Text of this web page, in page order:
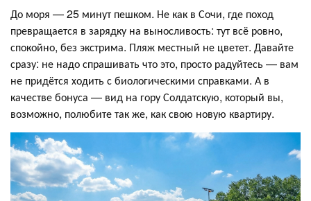
До моря — 25 минут пешком. Не как в Сочи, где поход
превращается в зарядку на выносливость: тут всё ровно,
спокойно, без экстрима. Пляж местный не цветет. Давайте
сразу: не надо спрашивать что это, просто радуйтесь — вам
не придётся ходить с биологическими справками. А в
качестве бонуса — вид на гору Солдатскую, который вы,
возможно, полюбите так же, как свою новую квартиру.